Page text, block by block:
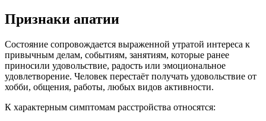
Признаки апатии
Состояние сопровождается выраженной утратой интереса к
привычным делам, событиям, занятиям, которые ранее
приносили удовольствие, радость или эмоциональное
удовлетворение. Человек перестаёт получать удовольствие от
хобби, общения, работы, любых видов активности.
К характерным симптомам расстройства относятся: